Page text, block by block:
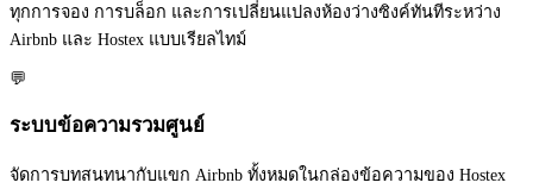
ทุกการจอง การบล็อก และการเปลี่ยนแปลงห้องว่างซิงค์ทันทีระหว่าง
Airbnb และ Hostex แบบเรียลไทม์
💬
ระบบข้อความรวมศูนย์
จัดการบทสนทนากับแขก Airbnb ทั้งหมดในกล่องข้อความของ Hostex